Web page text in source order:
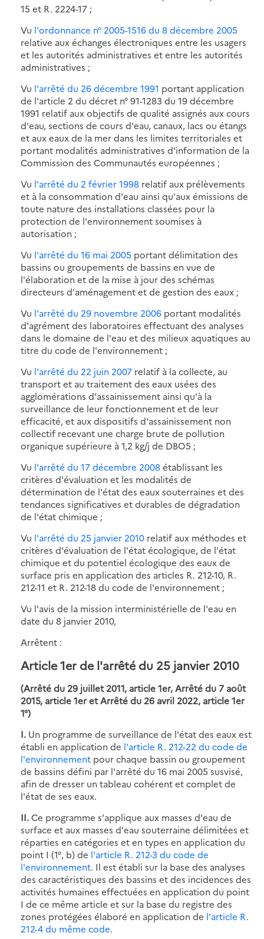
15 et R. 2224-17 ;
Vu l'ordonnance n° 2005-1516 du 8 décembre 2005
relative aux échanges électroniques entre les usagers
et les autorités administratives et entre les autorités
administratives ;
Vu l'arrêté du 26 décembre 1991 portant application
de l'article 2 du décret n° 91-1283 du 19 décembre
1991 relatif aux objectifs de qualité assignés aux cours
d'eau, sections de cours d'eau, canaux, lacs ou étangs
et aux eaux de la mer dans les limites territoriales et
portant modalités administratives d'information de la
Commission des Communautés européennes ;
Vu l'arrêté du 2 février 1998 relatif aux prélèvements
et à la consommation d'eau ainsi qu'aux émissions de
toute nature des installations classées pour la
protection de l'environnement soumises à
autorisation ;
Vu l'arrêté du 16 mai 2005 portant délimitation des
bassins ou groupements de bassins en vue de
l'élaboration et de la mise à jour des schémas
directeurs d'aménagement et de gestion des eaux ;
Vu l'arrêté du 29 novembre 2006 portant modalités
d'agrément des laboratoires effectuant des analyses
dans le domaine de l'eau et des milieux aquatiques au
titre du code de l'environnement ;
Vu l'arrêté du 22 juin 2007 relatif à la collecte, au
transport et au traitement des eaux usées des
agglomérations d'assainissement ainsi qu'à la
surveillance de leur fonctionnement et de leur
efficacité, et aux dispositifs d'assainissement non
collectif recevant une charge brute de pollution
organique supérieure à 1,2 kg/j de DBO5 ;
Vu l'arrêté du 17 décembre 2008établissant les
critères d'évaluation et les modalités de
détermination de l'état des eaux souterraines et des
tendances significatives et durables de dégradation
de l'état chimique ;
Vu l'arrêté du 25 janvier 2010 relatif aux méthodes et
critères d'évaluation de l'état écologique, de l'état
chimique et du potentiel écologique des eaux de
surface pris en application des articles R. 212-10, R.
212-11 et R. 212-18 du code de l'environnement ;
Vu l'avis de la mission interministérielle de l'eau en
date du 8 janvier 2010,
Arrêtent :
Article 1er de l'arrêté du 25 janvier 2010
(Arrêté du 29 juillet 2011, article 1er, Arrêté du 7 août
2015, article 1er et Arrêté du 26 avril 2022, article 1er
1°)
I. Un programme de surveillance de l'état des eaux est
établi en application de l'article R. 212-22 du code de
l'environnement pour chaque bassin ou groupement
de bassins défini par l'arrêté du 16 mai 2005 susvisé,
afin de dresser un tableau cohérent et complet de
l'état de ses eaux.
II.Ce programme s'applique aux masses d'eau de
surface et aux masses d'eau souterraine délimitées et
réparties en catégories et en types en application du
point I (1°, b) de l'article R. 212-3 du code de
l'environnement. Il est établi sur la base des analyses
des caractéristiques des bassins et des incidences des
activités humaines effectuées en application du point
I de ce même article et sur la base du registre des
zones protégées élaboré en application de l'article R.
212-4 du même code.